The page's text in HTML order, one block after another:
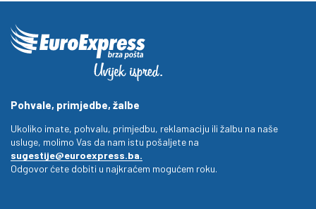
Pohvale, primjedbe, žalbe
Ukoliko imate, pohvalu, primjedbu, reklamaciju ili žalbu na naše
usluge, molimo Vas da nam istu pošaljete na
sugestije@euroexpress.ba.
Odgovor ćete dobiti u najkraćem mogućem roku.